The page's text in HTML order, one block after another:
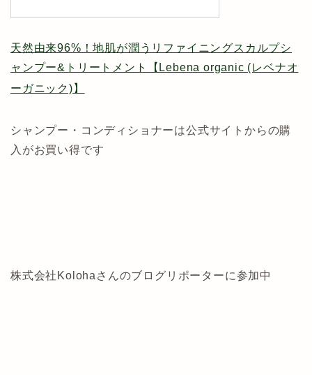
天然由来96%！地肌が潤うリファイニングスカルプシ
ャンプー&トリートメント【Lebena organic (レベナオ
ーガニック)】
シャンプー・コンディショナーは公式サイトからの購
入がお買い得です
株式会社Kolohaさんのブログリポーターに参加中